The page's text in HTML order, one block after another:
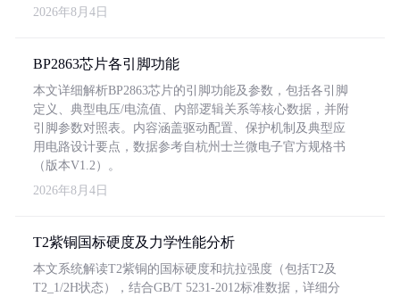
2026年8月4日
BP2863芯片各引脚功能
本文详细解析BP2863芯片的引脚功能及参数，包括各引脚
定义、典型电压/电流值、内部逻辑关系等核心数据，并附
引脚参数对照表。内容涵盖驱动配置、保护机制及典型应
用电路设计要点，数据参考自杭州士兰微电子官方规格书
（版本V1.2）。
2026年8月4日
T2紫铜国标硬度及力学性能分析
本文系统解读T2紫铜的国标硬度和抗拉强度（包括T2及
T2_1/2H状态），结合GB/T 5231-2012标准数据，详细分